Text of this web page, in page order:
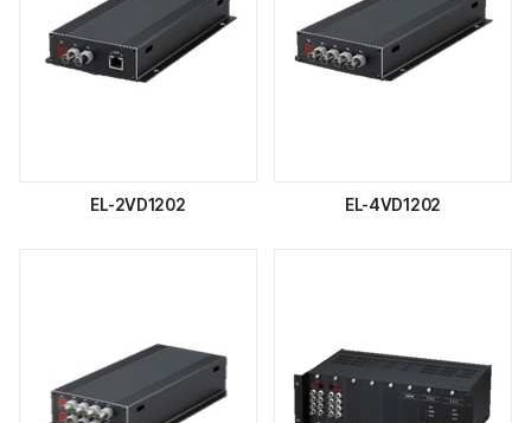
EL-2VD1202 EL-4VD1202